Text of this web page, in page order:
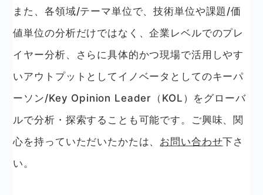
また、各領域/テーマ単位で、技術単位や課題/価
値単位の分析だけではなく、企業レベルでのプレ
イヤー分析、さらに具体的かつ現場で活用しやす
いアウトプットとしてイノベータとしてのキーパ
ーソン/Key Opinion Leader（KOL）をグローバ
ルで分析・探索することも可能です。ご興味、関
心を持っていただいたかたは、 お問い合わせ下さ
い。